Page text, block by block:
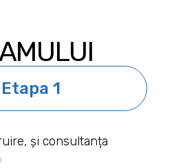
Etapa 1
și consultanța